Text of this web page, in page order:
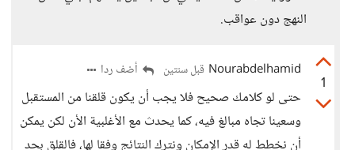
النهج دون عواقب.
1
Nourabdelhamid قبل سنتين أضف ردا
حتى لو كلامك صحيح فلا يجب أن يكون قلقنا من المستقبل
وسعينا تجاه مبالغ فيه، كما يحدث مع الأغلبية الأن لكن يمكن